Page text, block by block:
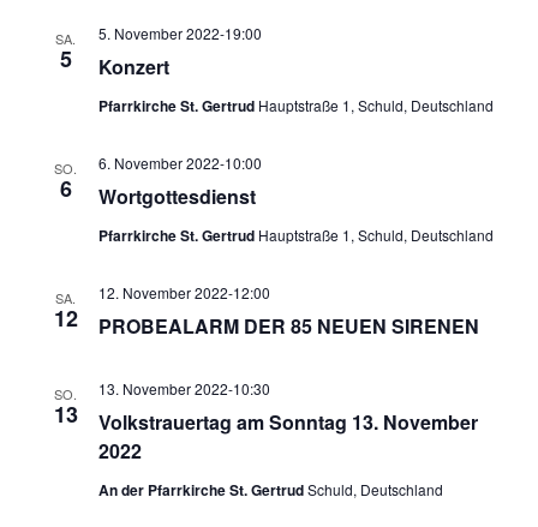
SA.
5 Konzert
5. November 2022-19:00
Pfarrkirche St. Gertrud Hauptstraße 1, Schuld, Deutschland
SO.
6 Wortgottesdienst
6. November 2022-10:00
Pfarrkirche St. Gertrud Hauptstraße 1, Schuld, Deutschland
SA.
12 PROBEALARM DER 85 NEUEN SIRENEN
12. November 2022-12:00
SO.
13
Volkstrauertag am Sonntag 13. November
2022
13. November 2022-10:30
An der Pfarrkirche St. GertrudSchuld, Deutschland